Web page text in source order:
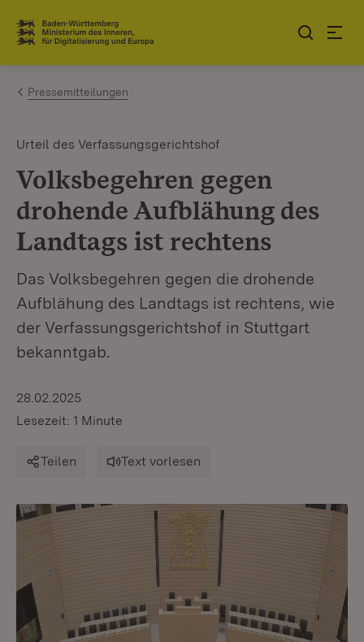
Zum Inhalt springen
Link zur Startseite
Pressemitteilungen
Urteil des Verfassungsgerichtshof
Volksbegehren gegen
drohende Aufblähung des
Landtags ist rechtens
Das Volksbegehren gegen die drohende
Aufblähung des Landtags ist rechtens, wie
der Verfassungsgerichtshof in Stuttgart
bekanntgab.
28.02.2025
Lesezeit: 1 Minute
Teilen Text vorlesen